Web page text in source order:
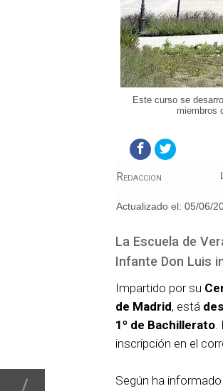
Este curso se
miembros
Redaccion
Actualizado el: 05/06/
La Escuela de
Infante Don Luis
Impartido por su
de Madrid, está
1º de Bachillerato.
inscripción en el
Según ha